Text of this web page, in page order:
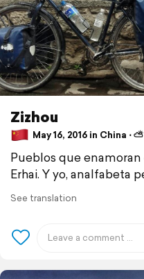
Zizhou
May 16, 2016 in China ⋅ ⛅
Pueblos que
Erhai. Y yo, analfabeta
See translation